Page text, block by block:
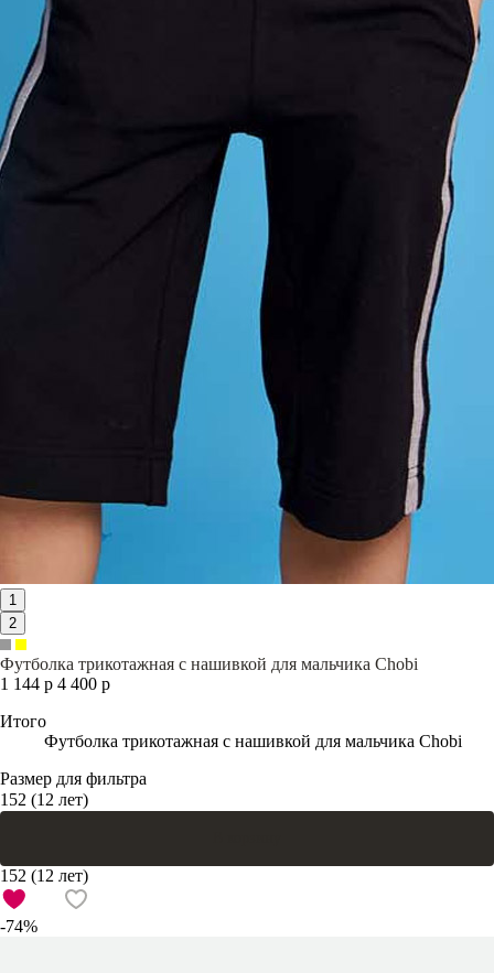
1
2
Футболка трикотажная с нашивкой для мальчика Chobi
1 144 р 4 400 р
Итого
Футболка трикотажная с нашивкой для мальчика Chobi
Размер для фильтра
152 (12 лет)
152 (12 лет)
-74%